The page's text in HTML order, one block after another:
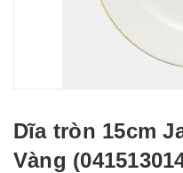
Dĩa tròn 15cm
Vàng